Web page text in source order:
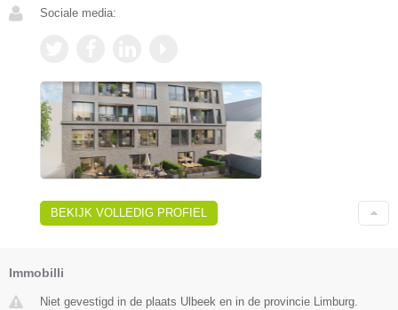
Sociale media:
BEKIJK VOLLEDIG PROFIEL
Immobilli
Niet gevestigd in de plaats Ulbeek en in de provincie Limburg.